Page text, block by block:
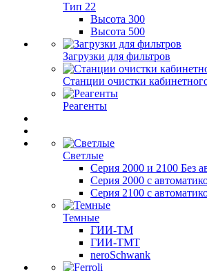
Тип 22
Высота 300
Высота 500
Загрузки для фильтров
Станции очистки
Реагенты
Светлые
Серия 2000 и 2100 Без
Серия 2000 с
Серия 2100 с
Темные
ГИИ-ТМ
ГИИ-ТМТ
neroSchwank